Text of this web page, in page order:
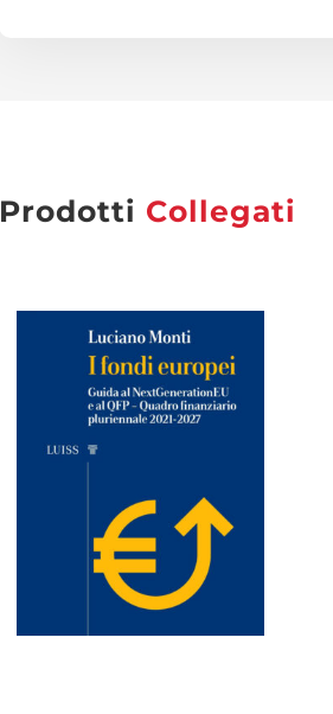
Prodotti Collegati